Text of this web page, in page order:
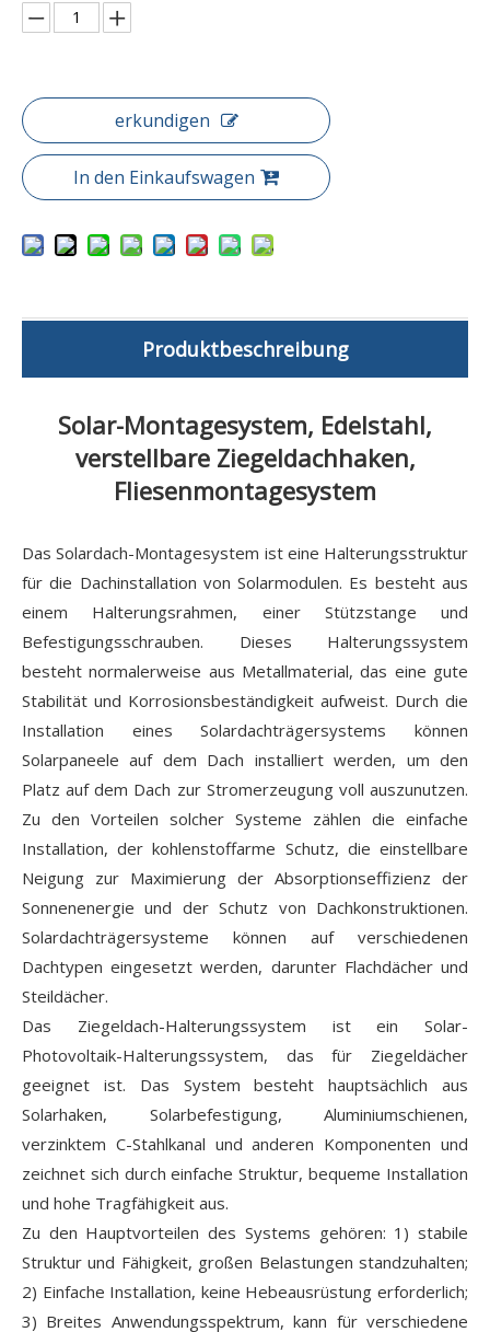
erkundigen
In den Einkaufswagen
Produktbeschreibung
Solar-Montagesystem, Edelstahl,
verstellbare Ziegeldachhaken,
Fliesenmontagesystem
Das Solardach-Montagesystem ist eine Halterungsstruktur
für die Dachinstallation von Solarmodulen. Es besteht aus
einem Halterungsrahmen, einer Stützstange und
Befestigungsschrauben. Dieses Halterungssystem
besteht normalerweise aus Metallmaterial, das eine gute
Stabilität und Korrosionsbeständigkeit aufweist. Durch die
Installation eines Solardachträgersystems können
Solarpaneele auf dem Dach installiert werden, um den
Platz auf dem Dach zur Stromerzeugung voll auszunutzen.
Zu den Vorteilen solcher Systeme zählen die einfache
Installation, der kohlenstoffarme Schutz, die einstellbare
Neigung zur Maximierung der Absorptionseffizienz der
Sonnenenergie und der Schutz von Dachkonstruktionen.
Solardachträgersysteme können auf verschiedenen
Dachtypen eingesetzt werden, darunter Flachdächer und
Steildächer.
Das Ziegeldach-Halterungssystem ist ein Solar-
Photovoltaik-Halterungssystem, das für Ziegeldächer
geeignet ist. Das System besteht hauptsächlich aus
Solarhaken, Solarbefestigung, Aluminiumschienen,
verzinktem C-Stahlkanal und anderen Komponenten und
zeichnet sich durch einfache Struktur, bequeme Installation
und hohe Tragfähigkeit aus.
Zu den Hauptvorteilen des Systems gehören: 1) stabile
Struktur und Fähigkeit, großen Belastungen standzuhalten;
2) Einfache Installation, keine Hebeausrüstung erforderlich;
3) Breites Anwendungsspektrum, kann für verschiedene